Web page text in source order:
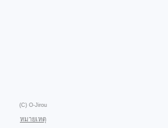
(C) O-Jirou
หมายเหตุ